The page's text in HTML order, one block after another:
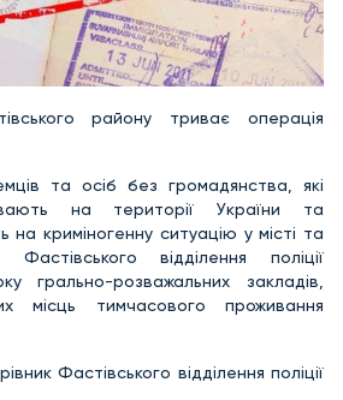
району триває операція
та осіб без громадянства, які
на території України та
на криміногенну ситуацію у місті та
Фастівського відділення поліції
грально-розважальних закладів,
місць тимчасового проживання
Фастівського відділення поліції